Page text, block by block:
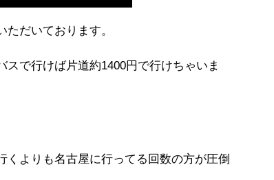
だいております。
で行けば片道約1400円で行けちゃいま
よりも名古屋に行ってる回数の方が圧倒